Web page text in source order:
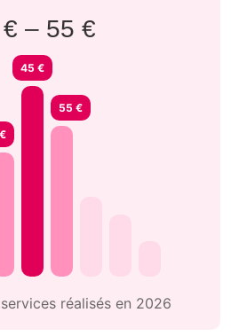
– 55 €
45 €
55 €
réalisés en 2026